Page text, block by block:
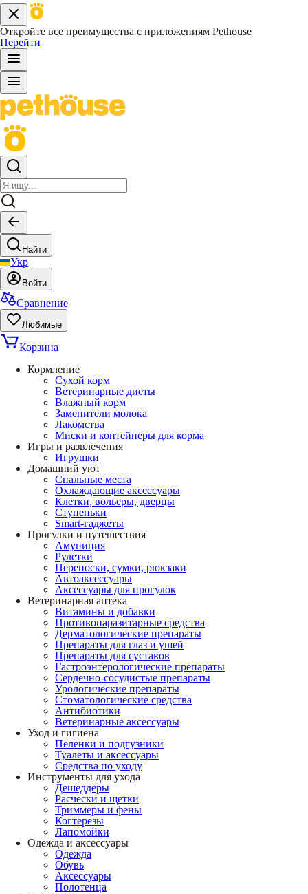
Откройте все преимущества с приложениям Pethouse
Перейти
Найти
Укр
Войти
Сравнение
Любимые
Корзина
Кормление
Сухой корм
Ветеринарные диеты
Влажный корм
Заменители молока
Лакомства
Миски и контейнеры для корма
Игры и развлечения
Игрушки
Домашний уют
Спальные места
Охлаждающие аксессуары
Клетки, вольеры, дверцы
Ступеньки
Smart-гаджеты
Прогулки и путешествия
Амуниция
Рулетки
Переноски, сумки, рюкзаки
Автоаксессуары
Аксессуары для прогулок
Ветеринарная аптека
Витамины и добавки
Противопаразитарные средства
Дерматологические препараты
Препараты для глаз и ушей
Препараты для суставов
Гастроэнтерологические препараты
Сердечно-сосудистые препараты
Урологические препараты
Стоматологические средства
Антибиотики
Ветеринарные аксессуары
Уход и гигиена
Пеленки и подгузники
Туалеты и аксессуары
Средства по уходу
Инструменты для ухода
Дешеддеры
Расчески и щетки
Триммеры и фены
Когтерезы
Лапомойки
Одежда и аксессуары
Одежда
Обувь
Аксессуары
Полотенца